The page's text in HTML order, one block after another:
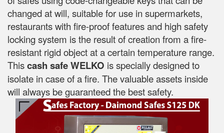
changed at will, suitable for use in supermarkets,
restaurants with fire-proof features and high safety
locking system is the result of creation from a fire-
resistant rigid object at a certain temperature range.
Thiscash safe WELKO is specially designed to
isolate in case of a fire. The valuable assets inside
will always be guaranteed the best safety.